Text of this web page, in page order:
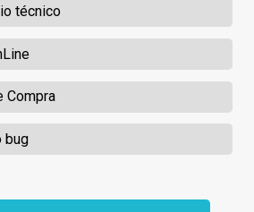
técnico
Compra
bug